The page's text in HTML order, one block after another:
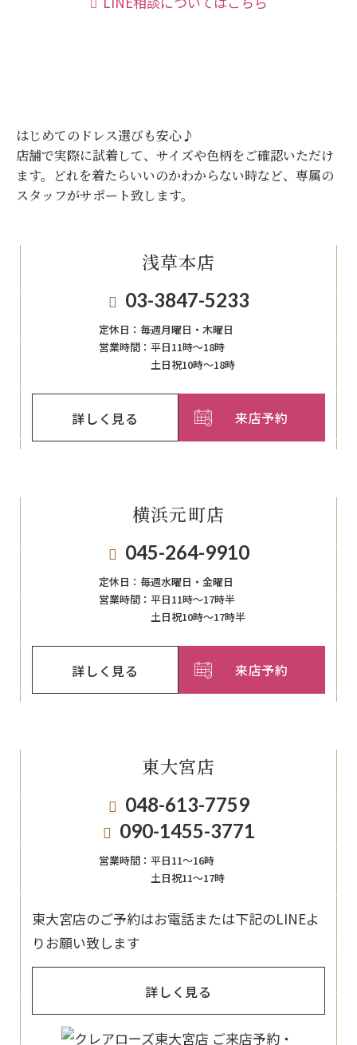
はじめてのドレス選びも安心♪
店舗で実際に試着して、サイズや色柄をご確認いただけ
ます。
どれを着たらいいのかわからない時など、専属の
スタッフがサポート致します。
浅草本店
03-3847-5233
定休日： 毎週月曜日・木曜日
営業時間： 平日11時～18時
土日祝10時～18時
詳しく見る 来店予約
横浜元町店
045-264-9910
定休日： 毎週⽔曜⽇‧⾦曜⽇
営業時間： 平日11時～17時半
土日祝10時～17時半
詳しく見る 来店予約
東大宮店
048-613-7759
090-1455-3771
営業時間： 平日11〜16時
土日祝11〜17時
東大宮店のご予約はお電話または下記のLINEよ
りお願い致します
詳しく見る